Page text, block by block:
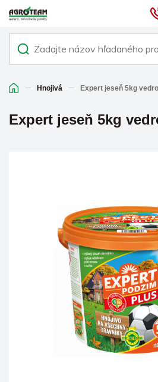
Hnojivá Expert jeseň 5kg
Expert jeseň 5kg